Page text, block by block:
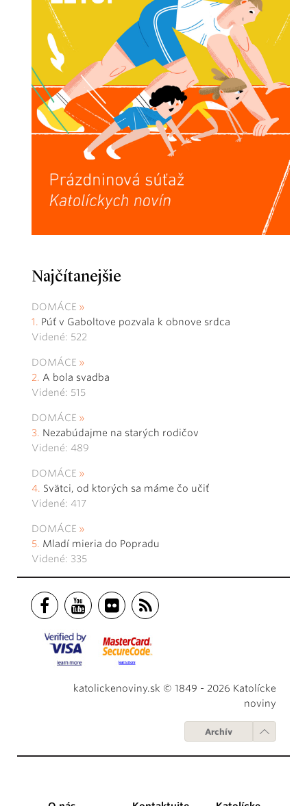
Najčítanejšie
DOMÁCE
Púť v Gaboltove pozvala k obnove srdca
Videné: 522
DOMÁCE
A bola svadba
Videné: 515
DOMÁCE
Nezabúdajme na starých rodičov
Videné: 489
DOMÁCE
Svätci, od ktorých sa máme čo učiť
Videné: 417
DOMÁCE
Mladí mieria do Popradu
Videné: 335
katolickenoviny.sk © 1849 - 2026 Katolícke
noviny
Archív